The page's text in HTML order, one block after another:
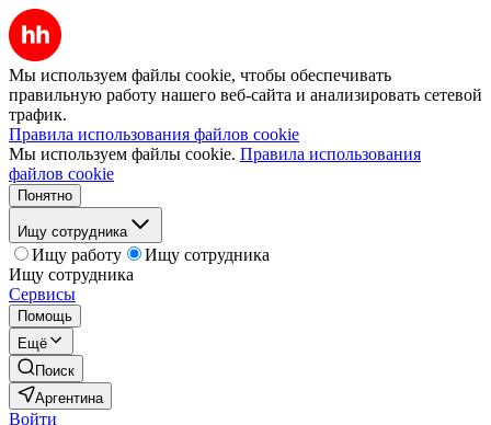
Мы используем файлы cookie, чтобы обеспечивать
правильную работу нашего веб-сайта и анализировать сетевой
трафик.
Правила использования файлов cookie
Мы используем файлы cookie. Правила использования
файлов cookie
Понятно
Ищу сотрудника
Ищу работу
Ищу сотрудника
Ищу сотрудника
Сервисы
Помощь
Ещё
Поиск
Аргентина
Войти